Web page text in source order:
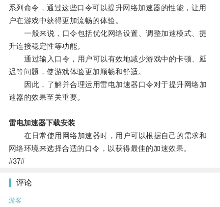
系列命令，通过这些口令可以提升网络加速器的性能，让用
户在游戏中获得更加流畅的体验。
一般来说，口令包括优化网络设置、调整加速模式、提
升连接稳定性等功能。
通过输入口令，用户可以有效地减少游戏中的卡顿、延
迟等问题，使游戏体验更加顺畅和舒适。
因此，了解并合理运用雷电加速器口令对于提升网络加
速器的效果至关重要。
雷电加速器下载安装
在日常使用网络加速器时，用户可以根据自己的需求和
网络环境来选择合适的口令，以获得最佳的加速效果。
#37#
评论
游客